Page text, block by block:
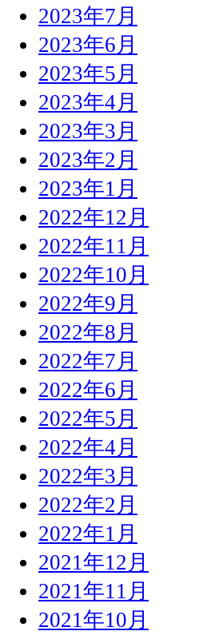
2023年7月
2023年6月
2023年5月
2023年4月
2023年3月
2023年2月
2023年1月
2022年12月
2022年11月
2022年10月
2022年9月
2022年8月
2022年7月
2022年6月
2022年5月
2022年4月
2022年3月
2022年2月
2022年1月
2021年12月
2021年11月
2021年10月